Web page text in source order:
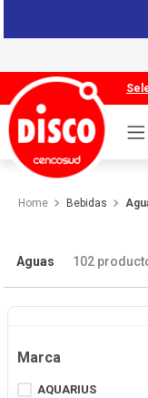
Bebidas
Aguas 102
Marca
AQUARIUS